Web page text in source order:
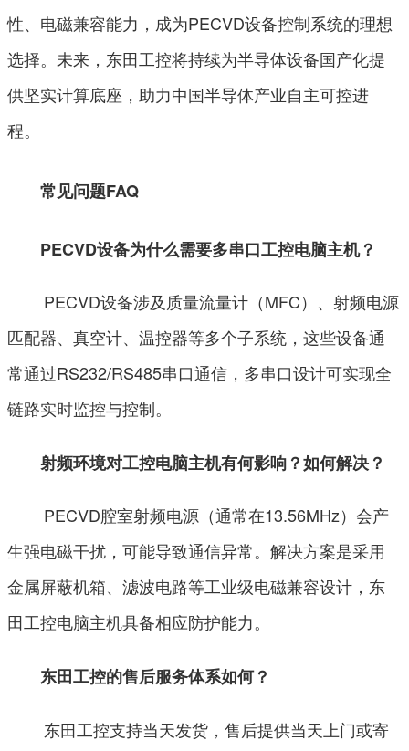
性、电磁兼容能力，成为PECVD设备控制系统的理想
选择。未来，东田工控将持续为半导体设备国产化提
供坚实计算底座，助力中国半导体产业自主可控进
程。
常见问题FAQ
PECVD设备为什么需要多串口工控电脑主机？
PECVD设备涉及质量流量计（MFC）、射频电源
匹配器、真空计、温控器等多个子系统，这些设备通
常通过RS232/RS485串口通信，多串口设计可实现全
链路实时监控与控制。
射频环境对工控电脑主机有何影响？如何解决？
PECVD腔室射频电源（通常在13.56MHz）会产
生强电磁干扰，可能导致通信异常。解决方案是采用
金属屏蔽机箱、滤波电路等工业级电磁兼容设计，东
田工控电脑主机具备相应防护能力。
东田工控的售后服务体系如何？
东田工控支持当天发货，售后提供当天上门或寄